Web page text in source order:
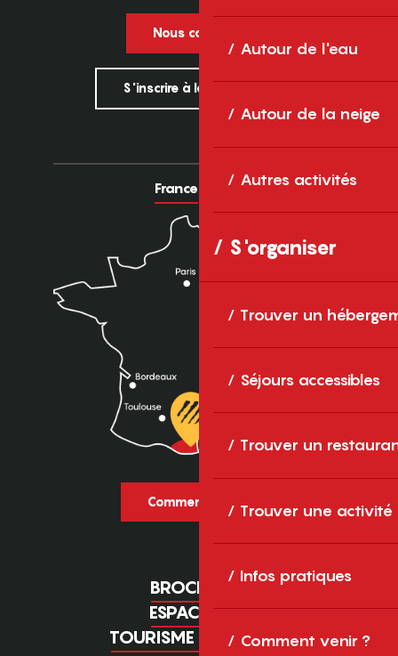
Autour de l'eau
Autour de la neige
Autres activités
S'organiser
Trouver un
Séjours accessibles
Trouver un
Trouver une activité
Infos pratiques
Comment venir ?
Nous contacter
S'inscrire à la newsletter
France Europe
Comment venir ?
BROCHURES
ESPACE PRO
TOURISME D'AFFAIRES